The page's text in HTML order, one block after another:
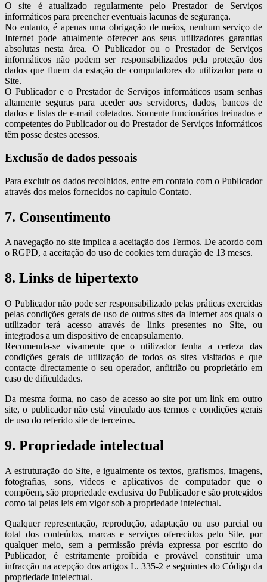
O site é atualizado regularmente pelo Prestador de Serviços
informáticos para preencher eventuais lacunas de segurança.
No entanto, é apenas uma obrigação de meios, nenhum serviço de
Internet pode atualmente oferecer aos seus utilizadores garantias
absolutas nesta área. O Publicador ou o Prestador de Serviços
informáticos não podem ser responsabilizados pela proteção dos
dados que fluem da estação de computadores do utilizador para o
Site.
O Publicador e o Prestador de Serviços informáticos usam senhas
altamente seguras para aceder aos servidores, dados, bancos de
dados e listas de e-mail coletados. Somente funcionários treinados e
competentes do Publicador ou do Prestador de Serviços informáticos
têm posse destes acessos.
Exclusão de dados pessoais
Para excluir os dados recolhidos, entre em contato com o Publicador
através dos meios fornecidos no capítulo Contato.
7. Consentimento
A navegação no site implica a aceitação dos Termos. De acordo com
o RGPD, a aceitação do uso de cookies tem duração de 13 meses.
8. Links de hipertexto
O Publicador não pode ser responsabilizado pelas práticas exercidas
pelas condições gerais de uso de outros sites da Internet aos quais o
utilizador terá acesso através de links presentes no Site, ou
integrados a um dispositivo de encapsulamento.
Recomenda-se vivamente que o utilizador tenha a certeza das
condições gerais de utilização de todos os sites visitados e que
contacte directamente o seu operador, anfitrião ou proprietário em
caso de dificuldades.
Da mesma forma, no caso de acesso ao site por um link em outro
site, o publicador não está vinculado aos termos e condições gerais
de uso do referido site de terceiros.
9. Propriedade intelectual
A estruturação do Site, e igualmente os textos, grafismos, imagens,
fotografias, sons, vídeos e aplicativos de computador que o
compõem, são propriedade exclusiva do Publicador e são protegidos
como tal pelas leis em vigor sob a propriedade intelectual.
Qualquer representação, reprodução, adaptação ou uso parcial ou
total dos conteúdos, marcas e serviços oferecidos pelo Site, por
qualquer meio, sem a permissão prévia expressa por escrito do
Publicador, é estritamente proibida e provável constituir uma
infracção na acepção dos artigos L. 335-2 e seguintes do Código da
propriedade intelectual.